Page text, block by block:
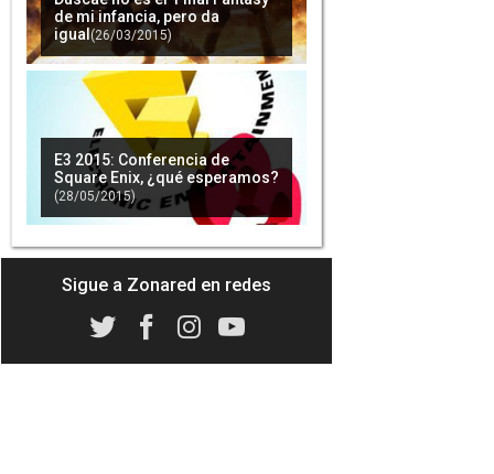
'Final Fantasy Type-0 HD' vende
por debajo de lo esperado en
Japón
(31/03/2015)
El tridente 'Final Fantasy XV' -
'Persona 5' - 'Bravely Second'
atrapa a los lectores de
de mi infancia, pero da
igual (26/03/2015)
E3 2015: Conferencia de
Square Enix, ¿qué esperamos?
(28/05/2015)
Sigue a Zonared en redes